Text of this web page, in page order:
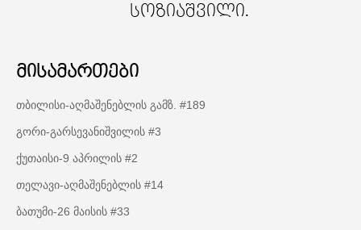
სოზიაშვილი.
მისამართები
თბილისი-აღმაშენებლის გამზ. #189
გორი-გარსევანიშვილის #3
ქუთაისი-9 აპრილის #2
თელავი-აღმაშენებლის #14
ბათუმი-26 მაისის #33